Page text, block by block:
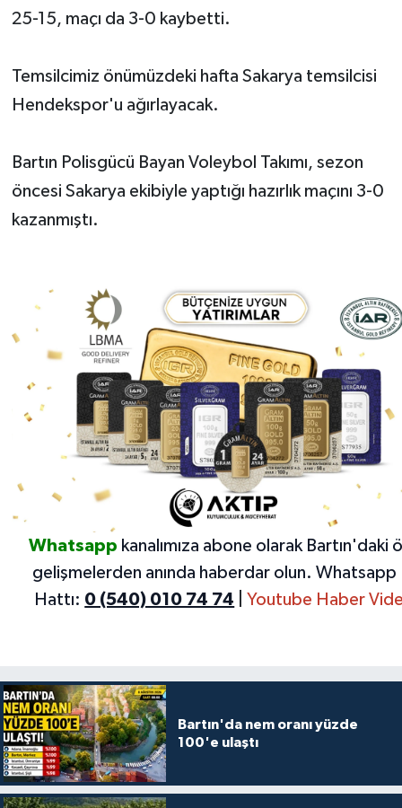
25-15, maçı da 3-0 kaybetti.
Temsilcimiz önümüzdeki hafta Sakarya temsilcisi
Hendekspor'u ağırlayacak.
Bartın Polisgücü Bayan Voleybol Takımı, sezon
öncesi Sakarya ekibiyle yaptığı hazırlık maçını 3-0
kazanmıştı.
Whatsapp kanalımıza abone olarak Bartın'daki
gelişmelerden anında haberdar olun. Whatsapp
Hattı: 0 (540) 010 74 74 Youtube Haber
Bartın'da nem oranı yüzde
100'e ulaştı